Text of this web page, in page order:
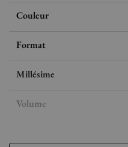
Couleur
Format
Millésime
Volume